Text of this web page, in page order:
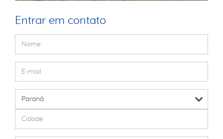
Entrar em contato